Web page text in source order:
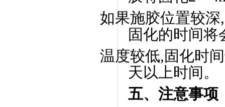
如果施胶位置较深,
固化的时间将
温度较低,固化时
天以上时间。
五、注意事项